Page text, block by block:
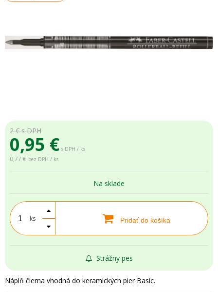
2 €s DPH
0,95 € s DPH / ks
0,77 € bez DPH / ks
Na sklade
ks Pridať do košíka
Strážny pes
Náplň čierna vhodná do keramických pier Basic.